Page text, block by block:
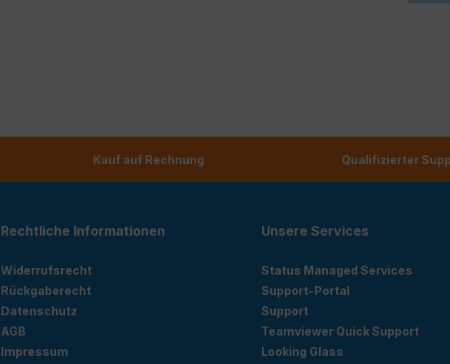
Kauf auf Rechnung Qualifizierter
Rechtliche Informationen
Widerrufsrecht
Rückgaberecht
Datenschutz
AGB
Impressum
Unsere Services
Status Managed Services
Support-Portal
Support
Teamviewer Quick Support
Looking Glass